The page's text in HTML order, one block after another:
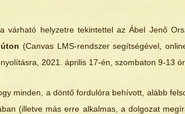
várható helyzetre tekintettel az Ábel Jenő
(Canvas LMS-rendszer segítségével,
2021. április 17-én, szombaton 9-13
minden, a döntő fordulóra behívott, alább
(illetve más erre alkalmas, a dolgozat